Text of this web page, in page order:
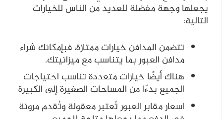
يجعلها وجهة مفضلة للعديد من الناس للخيارات
التالية:
تتضمن المدافن خيارات ممتازة، فبإمكانك شراء
مدافن العبور بما يتناسب مع ميزانيتك.
هناك أيضًا خيارات متعددة تناسب احتياجات
الجميع بدءًا من المساحات الصغيرة إلى الكبيرة
اسعار مقابر العبور تُعتبر معقولة وتُقدم مرونة